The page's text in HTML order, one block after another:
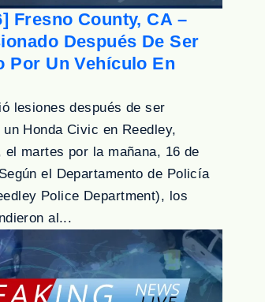
Fresno County, CA –
Después De Ser
Por Un Vehículo En
lesiones después de ser
Honda Civic en Reedley,
el martes por la mañana, 16 de
el Departamento de Policía
Police Department), los
al...